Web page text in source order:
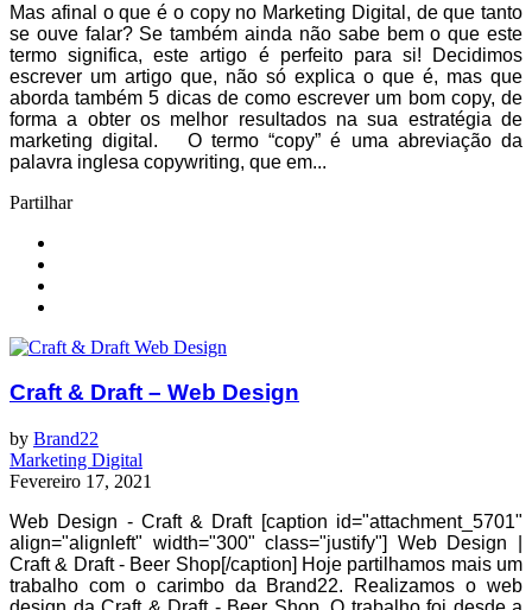
Mas afinal o que é o copy no Marketing Digital, de que tanto
se ouve falar? Se também ainda não sabe bem o que este
termo significa, este artigo é perfeito para si! Decidimos
escrever um artigo que, não só explica o que é, mas que
aborda também 5 dicas de como escrever um bom copy, de
forma a obter os melhor resultados na sua estratégia de
marketing digital. O termo “copy” é uma abreviação da
palavra inglesa copywriting, que em...
Partilhar
Craft & Draft – Web Design
by Brand22
Marketing Digital
Fevereiro 17, 2021
Web Design - Craft & Draft [caption id="attachment_5701"
align="alignleft" width="300" class="justify"] Web Design |
Craft & Draft - Beer Shop[/caption] Hoje partilhamos mais um
trabalho com o carimbo da Brand22. Realizamos o web